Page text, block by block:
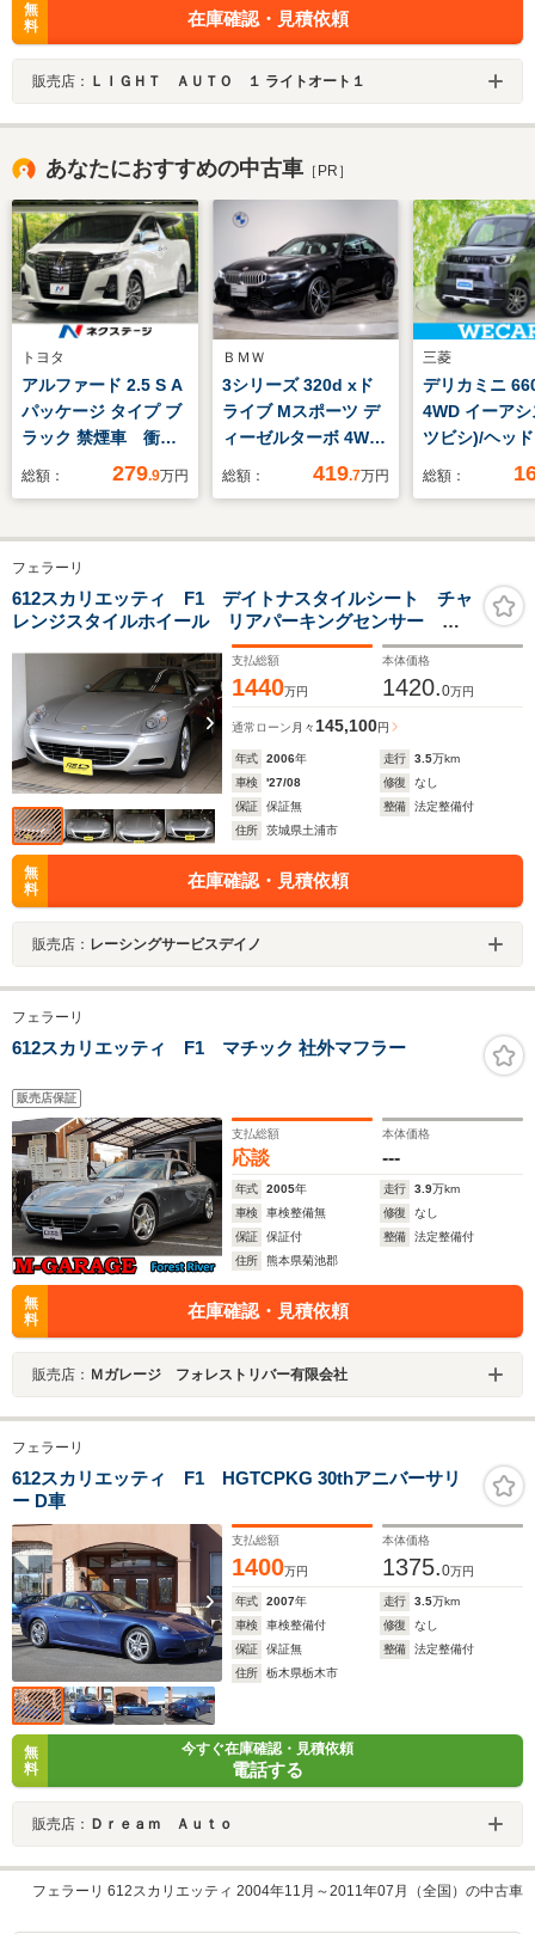
無
料
在庫確認・見積依頼
販売店： ＬＩＧＨＴ ＡＵＴＯ １ ライトオート１
あなたにおすすめの中古車 ［PR］
トヨタ
アルファード 2.5 S A
パッケージ タイプ ブ
ラック 禁煙車 衝突
軽減 純正10型ナ
ー 両側電動スライ
ド 電動リアゲート
レーダークルーズコン
トロール オットマン
オートエアコン ETC
総額： 279.9万円
ＢＭＷ
3シリーズ 320d xド
ライブ Mスポーツ デ
ィーゼルターボ 4WD
LCIモデル ファスト
ョン Mブレーキ 純
ランク ヘッドアップ
ディスプレイ アクテ
ィブクルーズコントロ
ー アップルカープレ
イ 元レンタ
総額： 419.7万円
三菱
デリカミニ
4WD イーア
ツビシ)/ヘッ
LED/EBD付
安全ボディ/ア
取扱説明書/パ
アロック
総額：
フェラーリ
612スカリエッティ F1 デイトナスタイルシート チャ
レンジスタイルホイール リアパーキングセンサー シ
ルバーキャリパー イエローレヴカウンター スクーデ
リア・フェラーリフェンダーエンブレム カラードステ
支払総額
1440万円
本体価格
1420.0万円
通常ローン 月々 145,100円
年式 2006年 走行 3.5万km
車検
'27/08 修復
なし
保証
保証無 整備
法定整備付
住所
茨城県土浦市
無
料
在庫確認・見積依頼
販売店： レーシングサービスデイノ
フェラーリ
612スカリエッティ F1 マチック 社外マフラー
販売店保証
支払総額
応談
本体価格
---
年式 2005年 走行 3.9万km
車検
車検整備無 修復
なし
保証
保証付 整備
法定整備付
住所
熊本県菊池郡
無
料
在庫確認・見積依頼
販売店： Ｍガレージ フォレストリバー有限会社
フェラーリ
612スカリエッティ F1 HGTCPKG 30thアニバーサリ
ー D車
支払総額
1400万円
本体価格
1375.0万円
年式 2007年 走行 3.5万km
車検
車検整備付 修復
なし
保証
保証無 整備
法定整備付
住所
栃木県栃木市
無
料
今すぐ在庫確認・見積依頼
電話する
販売店： Ｄｒｅａｍ Ａｕｔｏ
フェラーリ 612スカリエッティ 2004年11月～2011年07月（全国）の中古車